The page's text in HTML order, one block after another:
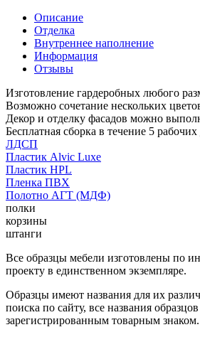
Описание
Отделка
Внутреннее наполнение
Информация
Отзывы
Изготовление гардеробных любого
Возможно сочетание нескольких
Декор и отделку фасадов можно
Бесплатная сборка в течение 5
ЛДСП
Пластик Alvic Luxe
Пластик HPL
Пленка ПВХ
Полотно АГТ (МДФ)
полки
корзины
штанги
Все образцы мебели изготовлены по
проекту в единственном экземпляре.
Образцы имеют названия для их
поиска по сайту, все названия
зарегистрированным товарным знаком.